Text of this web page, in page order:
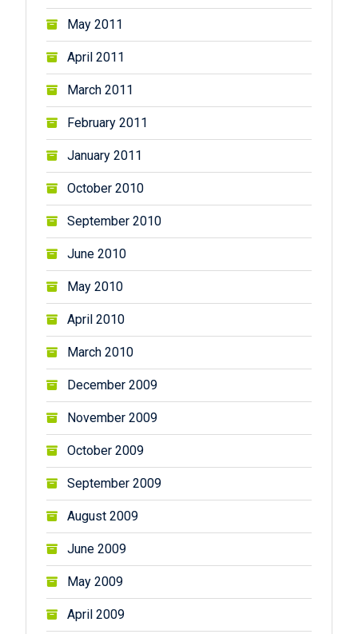
May 2011
April 2011
March 2011
February 2011
January 2011
October 2010
September 2010
June 2010
May 2010
April 2010
March 2010
December 2009
November 2009
October 2009
September 2009
August 2009
June 2009
May 2009
April 2009